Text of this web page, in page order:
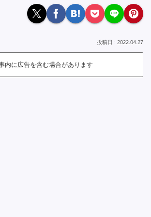
2022.04.27
内に広告を含む場合があります